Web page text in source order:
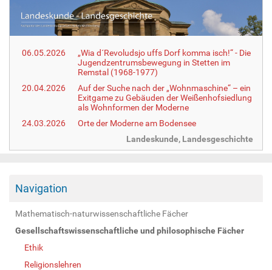
:
06.05.2026
„Wia d´Revoludsjo uffs Dorf komma isch!“ - Die
Jugendzentrumsbewegung in Stetten im
Remstal (1968-1977)
20.04.2026
Auf der Suche nach der „Wohnmaschine“ – ein
Exitgame zu Gebäuden der Weißenhofsiedlung
als Wohnformen der Moderne
24.03.2026
Orte der Moderne am Bodensee
Landeskunde, Landesgeschichte
Navigation
Mathematisch-naturwissenschaftliche Fächer
Gesellschaftswissenschaftliche und philosophische Fächer
Ethik
Religionslehren